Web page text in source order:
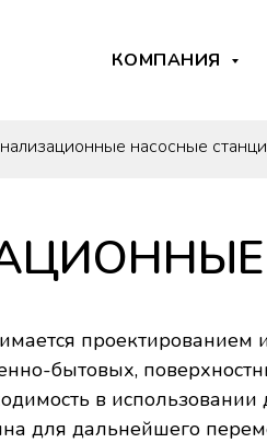
КОМПАНИЯ
насосные
бытовых,
в
для дальнейшего